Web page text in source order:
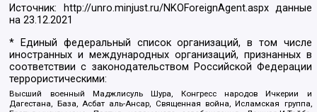
Источник: http://unro.minjust.ru/NKOForeignAgent.aspxданные
на23.12.2021
* Единый федеральный список организаций, в том числе
иностранных и международных организаций, признанных в
соответствии с законодательством Российской Федерации
террористическими:
Высший военный Маджлисуль Шура, Конгресс народов Ичкерии и
Дагестана, База, Асбат аль-Ансар, Священная война, Исламская группа,